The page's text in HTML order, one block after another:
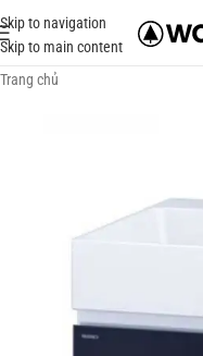
Skip to navigation
Skip to main content
Trang chủ